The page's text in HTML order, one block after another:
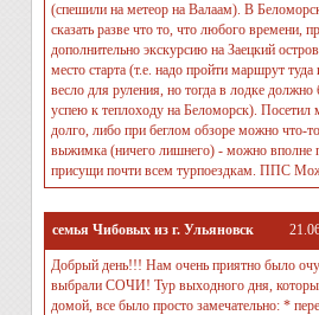
(спешили на метеор на Валаам). В
сказать разве что то, что любого времени,
дополнительно экскурсию на Заецкий
место старта (т.е. надо пройти маршрут
весло для руления, но тогда в лодке должно
успею к теплоходу на Беломорск). Посетил
долго, либо при беглом обзоре можно что-
выжимка (ничего лишнего) - можно вполне
присущи почти всем турпоездкам. ППС
семья Чибовых из г. Ульяновск
Добрый день!!! Нам очень приятно было
выбрали СОЧИ! Тур выходного дня,
домой, все было просто замечательно: *